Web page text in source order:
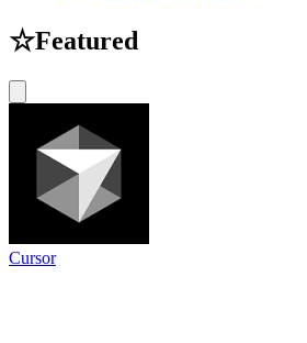
☆Featured
Cursor